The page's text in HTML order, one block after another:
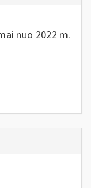
nuo 2022 m.